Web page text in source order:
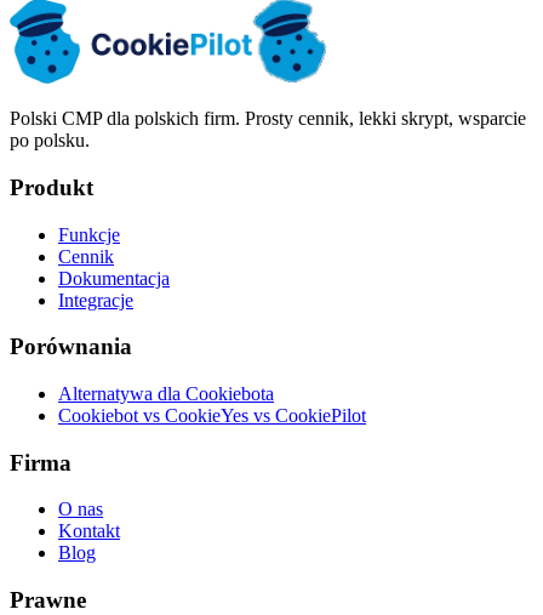
Polski CMP dla polskich firm. Prosty cennik, lekki skrypt, wsparcie
po polsku.
Produkt
Funkcje
Cennik
Dokumentacja
Integracje
Porównania
Alternatywa dla Cookiebota
Cookiebot vs CookieYes vs CookiePilot
Firma
O nas
Kontakt
Blog
Prawne